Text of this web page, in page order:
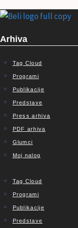
Arhiva
Tag Cloud
Programi
Publikacije
Predstave
Press arhiva
PDF arhiva
Glumci
Moj nalog
Tag Cloud
Programi
Publikacije
Predstave